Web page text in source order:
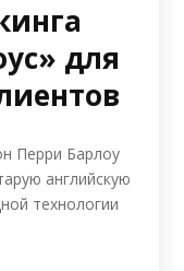
для
Перри Барлоу
английскую
технологии